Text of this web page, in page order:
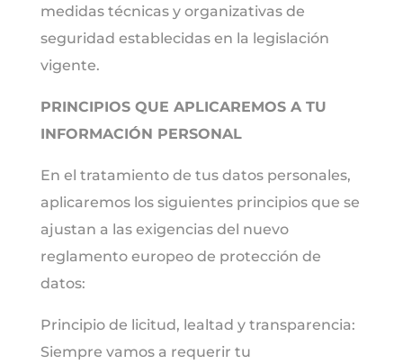
medidas técnicas y organizativas de
seguridad establecidas en la legislación
vigente.
PRINCIPIOS QUE APLICAREMOS A TU
INFORMACIÓN PERSONAL
En el tratamiento de tus datos personales,
aplicaremos los siguientes principios que se
ajustan a las exigencias del nuevo
reglamento europeo de protección de
datos:
Principio de licitud, lealtad y transparencia:
Siempre vamos a requerir tu